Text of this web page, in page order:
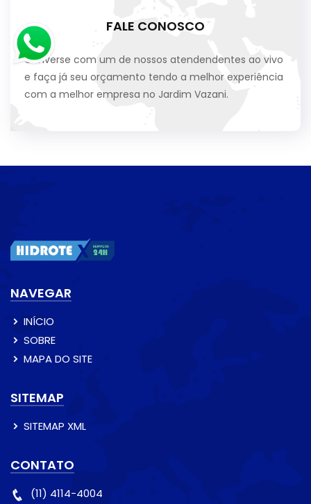
FALE CONOSCO
Converse com um de nossos atendendentes ao vivo
e faça já seu orçamento tendo a melhor experiência
com a melhor empresa no Jardim Vazani.
NAVEGAR
INÍCIO
SOBRE
MAPA DO SITE
SITEMAP
SITEMAP XML
CONTATO
(11) 4114-4004